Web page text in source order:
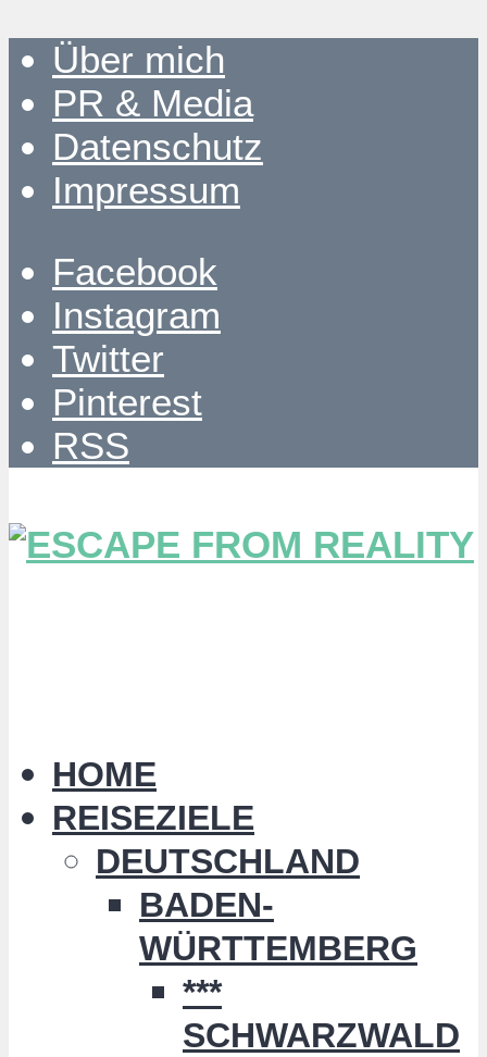
Über mich
PR & Media
Datenschutz
Impressum
Facebook
Instagram
Twitter
Pinterest
RSS
HOME
REISEZIELE
DEUTSCHLAND
BADEN-
WÜRTTEMBERG
***
SCHWARZWALD